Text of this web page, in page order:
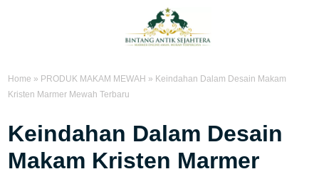
Home » PRODUK MAKAM MEWAH » Keindahan Dalam Desain Makam
Kristen Marmer Mewah Terbaru
Keindahan Dalam Desain
Makam Kristen Marmer